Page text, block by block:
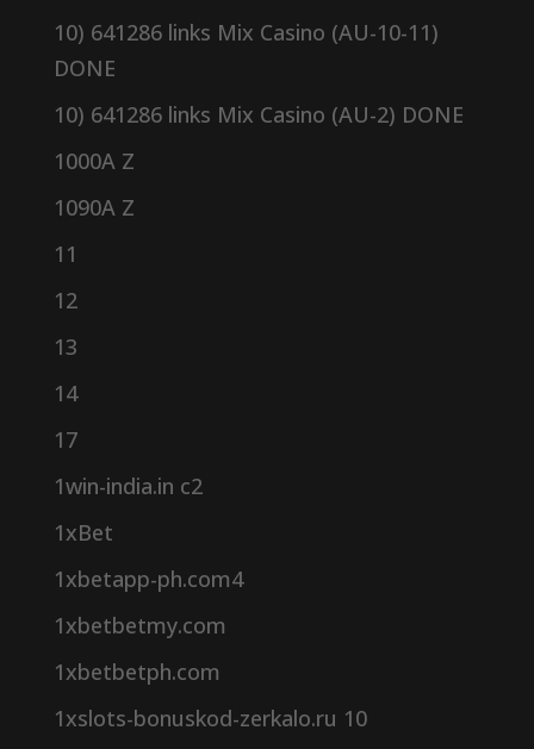
10) 641286 links Mix Casino (AU-10-11)
DONE
10) 641286 links Mix Casino (AU-2) DONE
1000A Z
1090A Z
11
12
13
14
17
1win-india.in c2
1xBet
1xbetapp-ph.com4
1xbetbetmy.com
1xbetbetph.com
1xslots-bonuskod-zerkalo.ru 10